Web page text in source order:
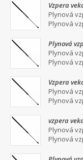
Vzpera
Plynová
Plynová
Plynová
Plynová
Plynová
Vzpera
Plynová
Plynová
vzpera
Plynová
Plynová